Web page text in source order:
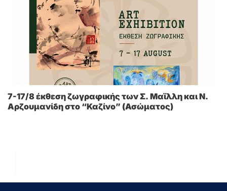
7-17/8 έκθεση ζωγραφικής των Σ. Μαϊλλη και Ν.
Αρζουμανίδη στο “Καζίνο” (Ασώματος)